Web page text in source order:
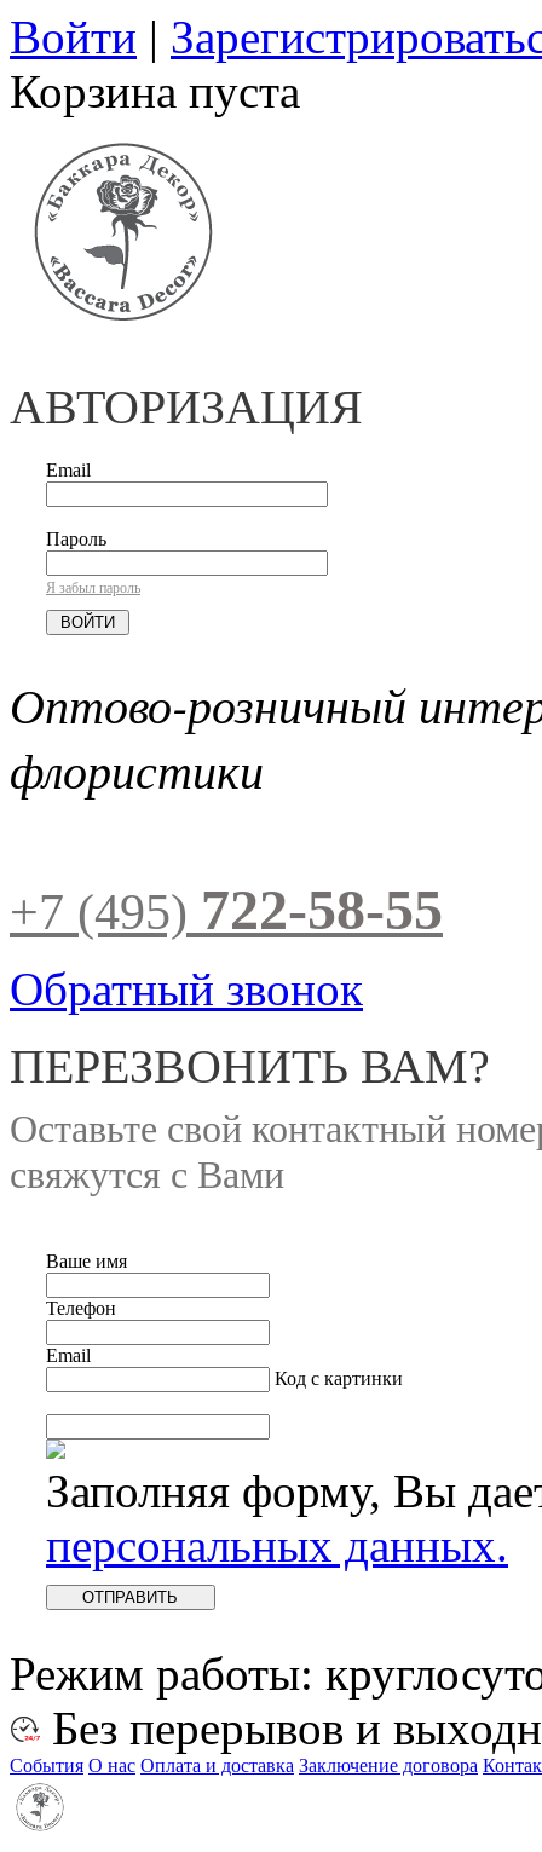
Войти |
Корзина пуста
АВТОРИЗАЦИЯ
Email
Пароль
Я забыл пароль
Оптово-розничный
флористики
+7 (495) 722-58-55
Обратный звонок
ПЕРЕЗВОНИТЬ ВАМ?
Оставьте свой контактный
свяжутся с Вами
Ваше имя
Телефон
Email
Код с картинки
Заполняя форму, Вы
персональных данных.
Режим работы:
Без перерывов и
События О нас Оплата и доставка Заключение договора